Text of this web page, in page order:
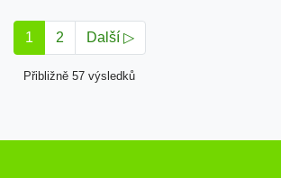
1 2 Další ▷
Přibližně 57 výsledků